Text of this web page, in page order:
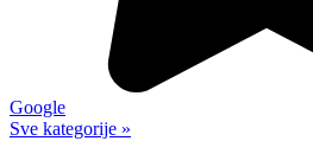
Google
Sve kategorije »